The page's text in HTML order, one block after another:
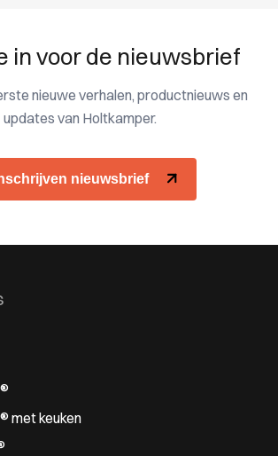
in voor de nieuwsbrief
nieuwe verhalen, productnieuws en
updates van Holtkamper.
nieuwsbrief
met keuken